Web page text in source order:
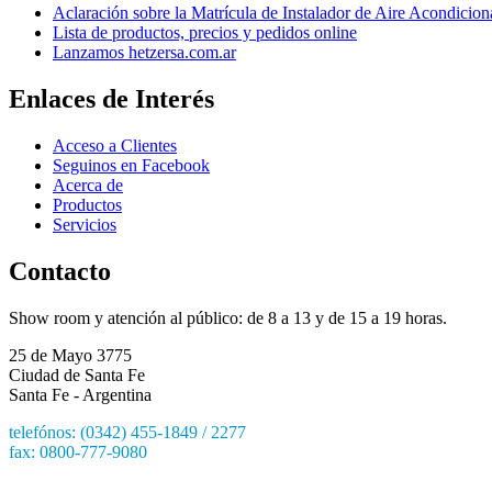
Aclaración sobre la Matrícula de Instalador de Aire
Lista de productos, precios y pedidos online
Lanzamos hetzersa.com.ar
Enlaces de Interés
Acceso a Clientes
Seguinos en Facebook
Acerca de
Productos
Servicios
Contacto
Show room y atención al público: de 8 a 13 y de 15 a 19 horas.
25 de Mayo 3775
Ciudad de Santa Fe
Santa Fe - Argentina
telefónos: (0342) 455-1849 / 2277
fax: 0800-777-9080